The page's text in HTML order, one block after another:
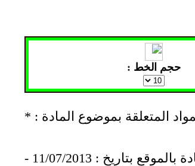
حجم الخط :
بتاريخ : 11/07/2013